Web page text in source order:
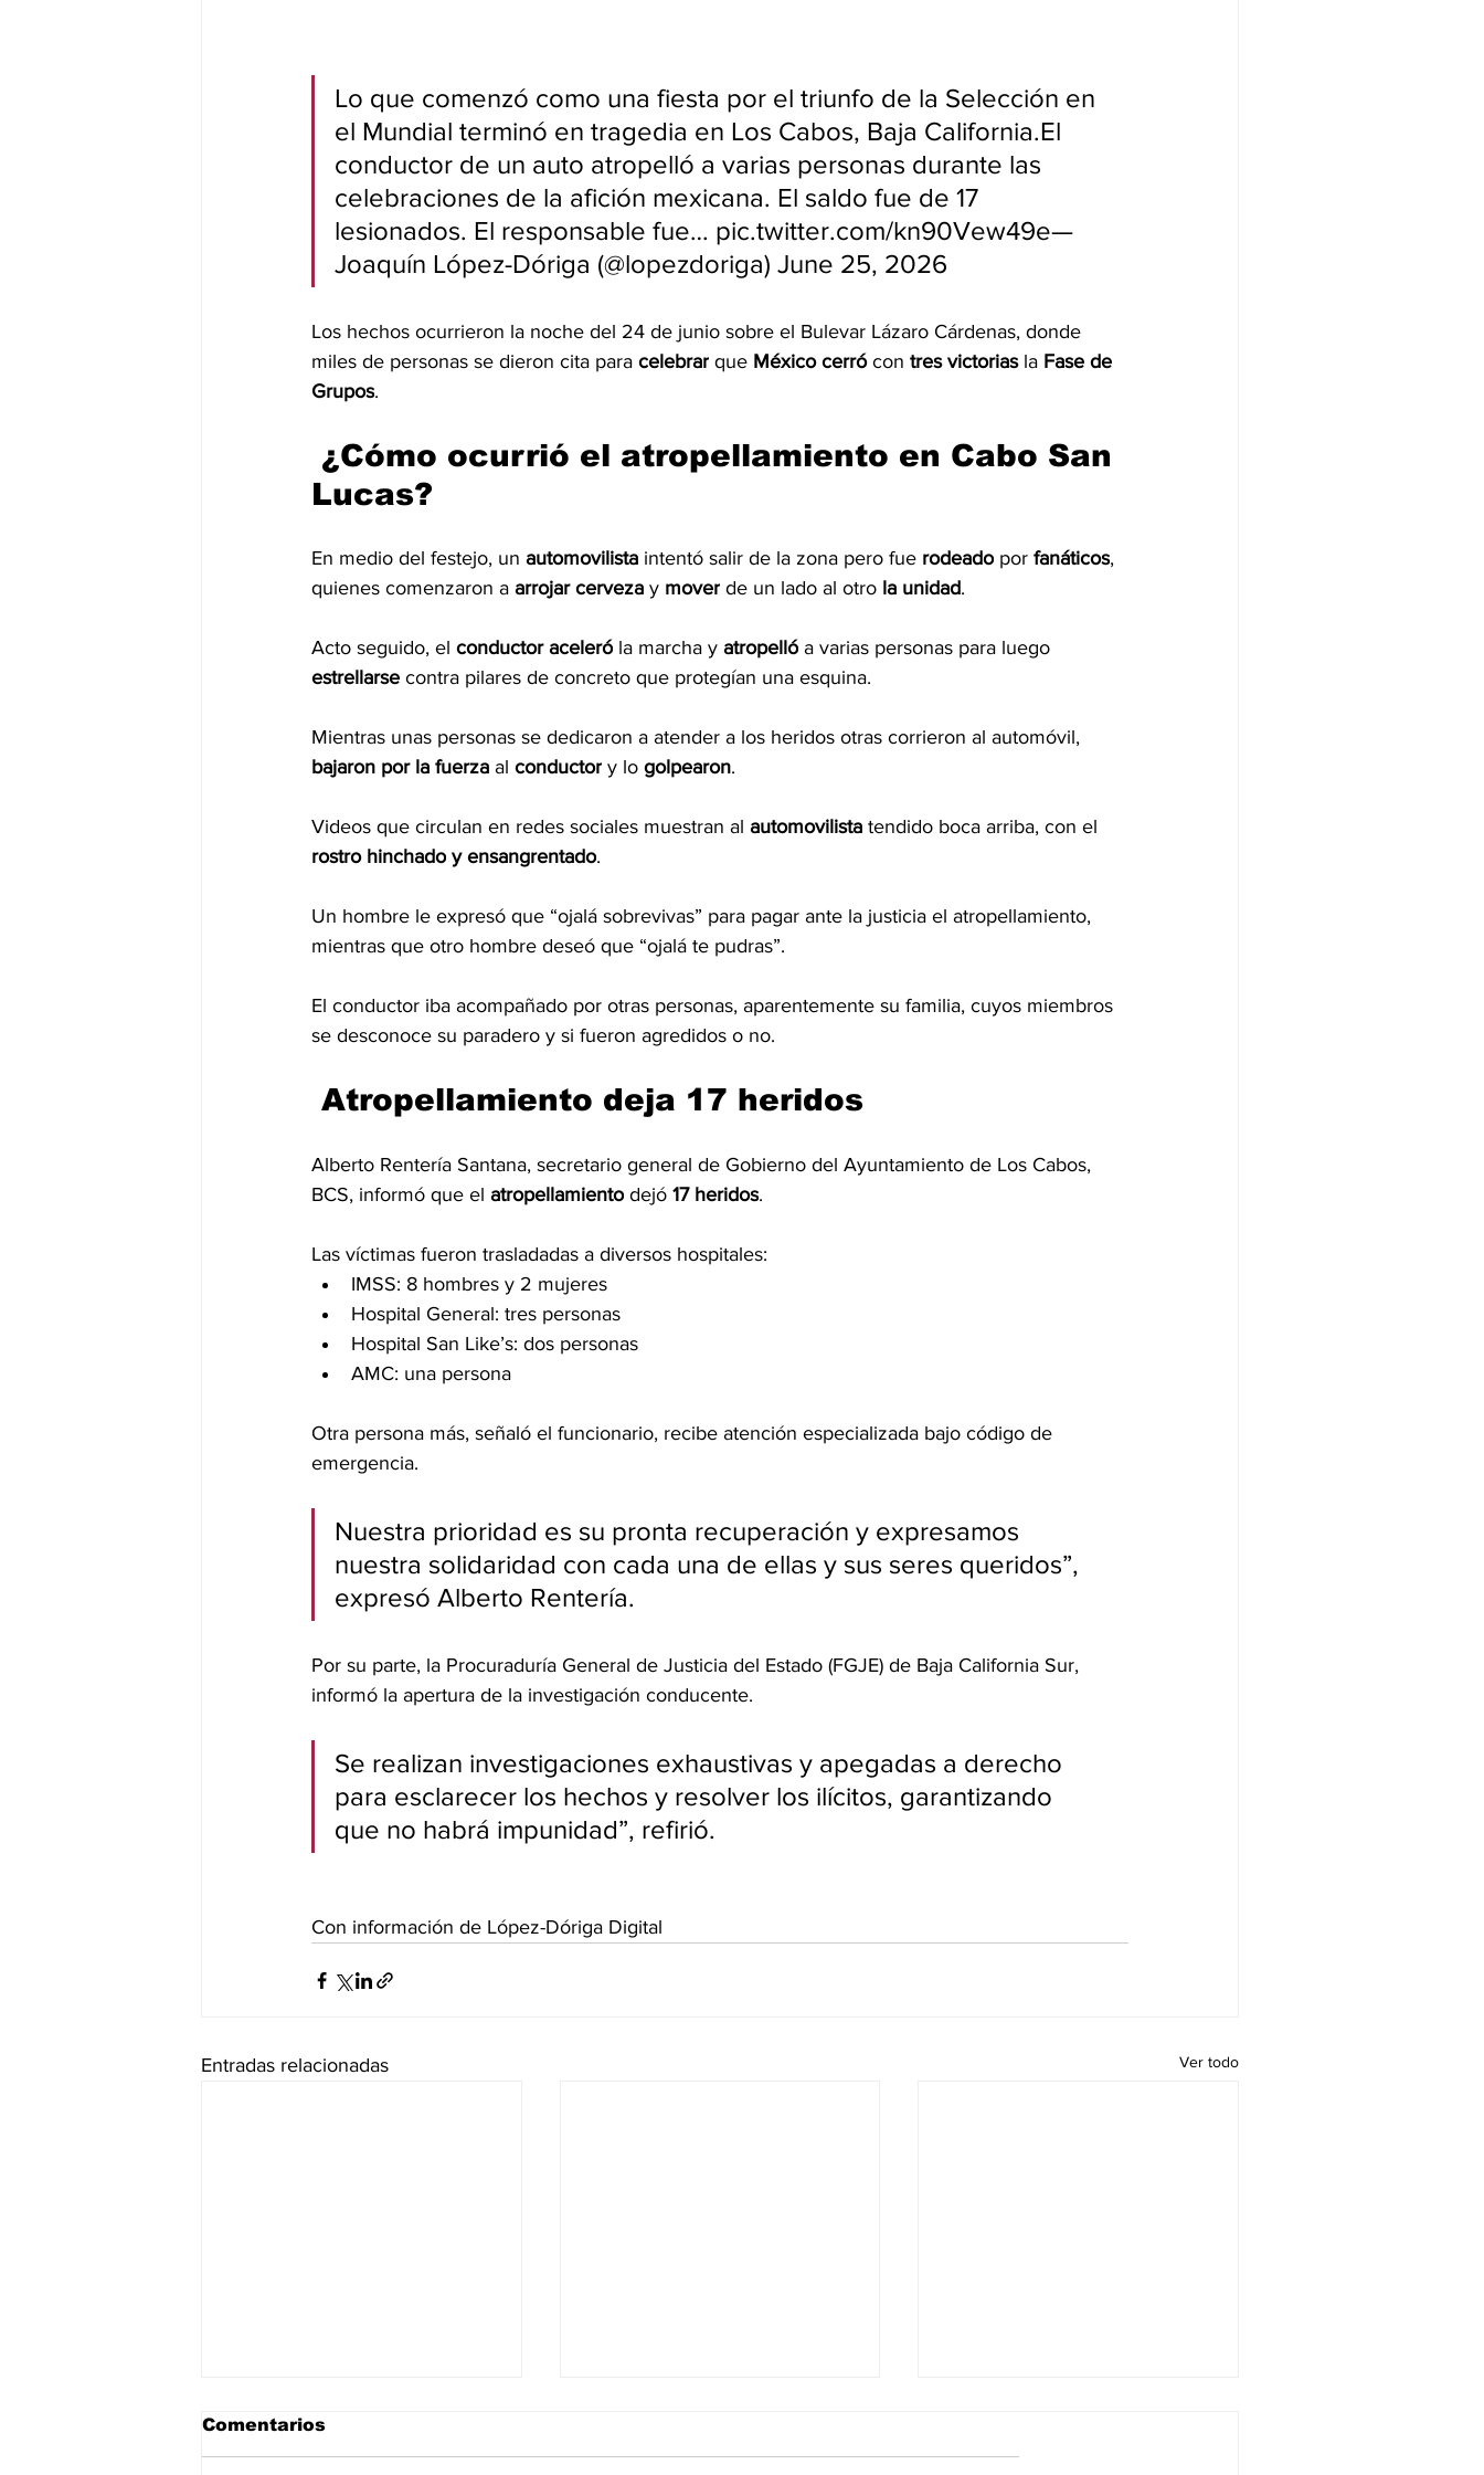
Lo que comenzó como una fiesta por el triunfo de la Selección en
el Mundial terminó en tragedia en Los Cabos, Baja California.El
conductor de un auto atropelló a varias personas durante las
celebraciones de la afición mexicana. El saldo fue de 17
lesionados. El responsable fue… pic.twitter.com/kn90Vew49e—
Joaquín López-Dóriga (@lopezdoriga) June 25, 2026
Los hechos ocurrieron la noche del 24 de junio sobre el Bulevar Lázaro Cárdenas, donde
miles de personas se dieron cita para celebrar que México cerró con tres victorias la Fase de
Grupos.
¿Cómo ocurrió el atropellamiento en Cabo San
Lucas?
En medio del festejo, un automovilista intentó salir de la zona pero fue rodeado por fanáticos,
quienes comenzaron a arrojar cerveza y mover de un lado al otro la unidad.
Acto seguido, el conductor aceleró la marcha y atropelló a varias personas para luego
estrellarse contra pilares de concreto que protegían una esquina.
Mientras unas personas se dedicaron a atender a los heridos otras corrieron al automóvil,
bajaron por la fuerza al conductor y lo golpearon.
Videos que circulan en redes sociales muestran al automovilista tendido boca arriba, con el
rostro hinchado y ensangrentado.
Un hombre le expresó que “ojalá sobrevivas” para pagar ante la justicia el atropellamiento,
mientras que otro hombre deseó que “ojalá te pudras”.
El conductor iba acompañado por otras personas, aparentemente su familia, cuyos miembros
se desconoce su paradero y si fueron agredidos o no.
Atropellamiento deja 17 heridos
Alberto Rentería Santana, secretario general de Gobierno del Ayuntamiento de Los Cabos,
BCS, informó que el atropellamiento dejó 17 heridos.
Las víctimas fueron trasladadas a diversos hospitales:
IMSS: 8 hombres y 2 mujeres
Hospital General: tres personas
Hospital San Like’s: dos personas
AMC: una persona
Otra persona más, señaló el funcionario, recibe atención especializada bajo código de
emergencia.
Nuestra prioridad es su pronta recuperación y expresamos
nuestra solidaridad con cada una de ellas y sus seres queridos”,
expresó Alberto Rentería.
Por su parte, la Procuraduría General de Justicia del Estado (FGJE) de Baja California Sur,
informó la apertura de la investigación conducente.
Se realizan investigaciones exhaustivas y apegadas a derecho
para esclarecer los hechos y resolver los ilícitos, garantizando
que no habrá impunidad”, refirió.
Con información de López-Dóriga Digital
Entradas relacionadas Ver todo
Comentarios